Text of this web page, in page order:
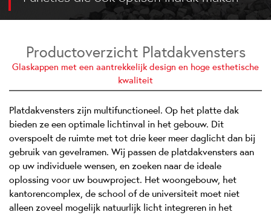
Productoverzicht Platdakvensters
Glaskappen met een aantrekkelijk design en hoge esthetische
kwaliteit
Platdakvensters zijn multifunctioneel. Op het platte dak
bieden ze een optimale lichtinval in het gebouw. Dit
overspoelt de ruimte met tot drie keer meer daglicht dan bij
gebruik van gevelramen. Wij passen de platdakvensters aan
op uw individuele wensen, en zoeken naar de ideale
oplossing voor uw bouwproject. Het woongebouw, het
kantorencomplex, de school of de universiteit moet niet
alleen zoveel mogelijk natuurlijk licht integreren in het